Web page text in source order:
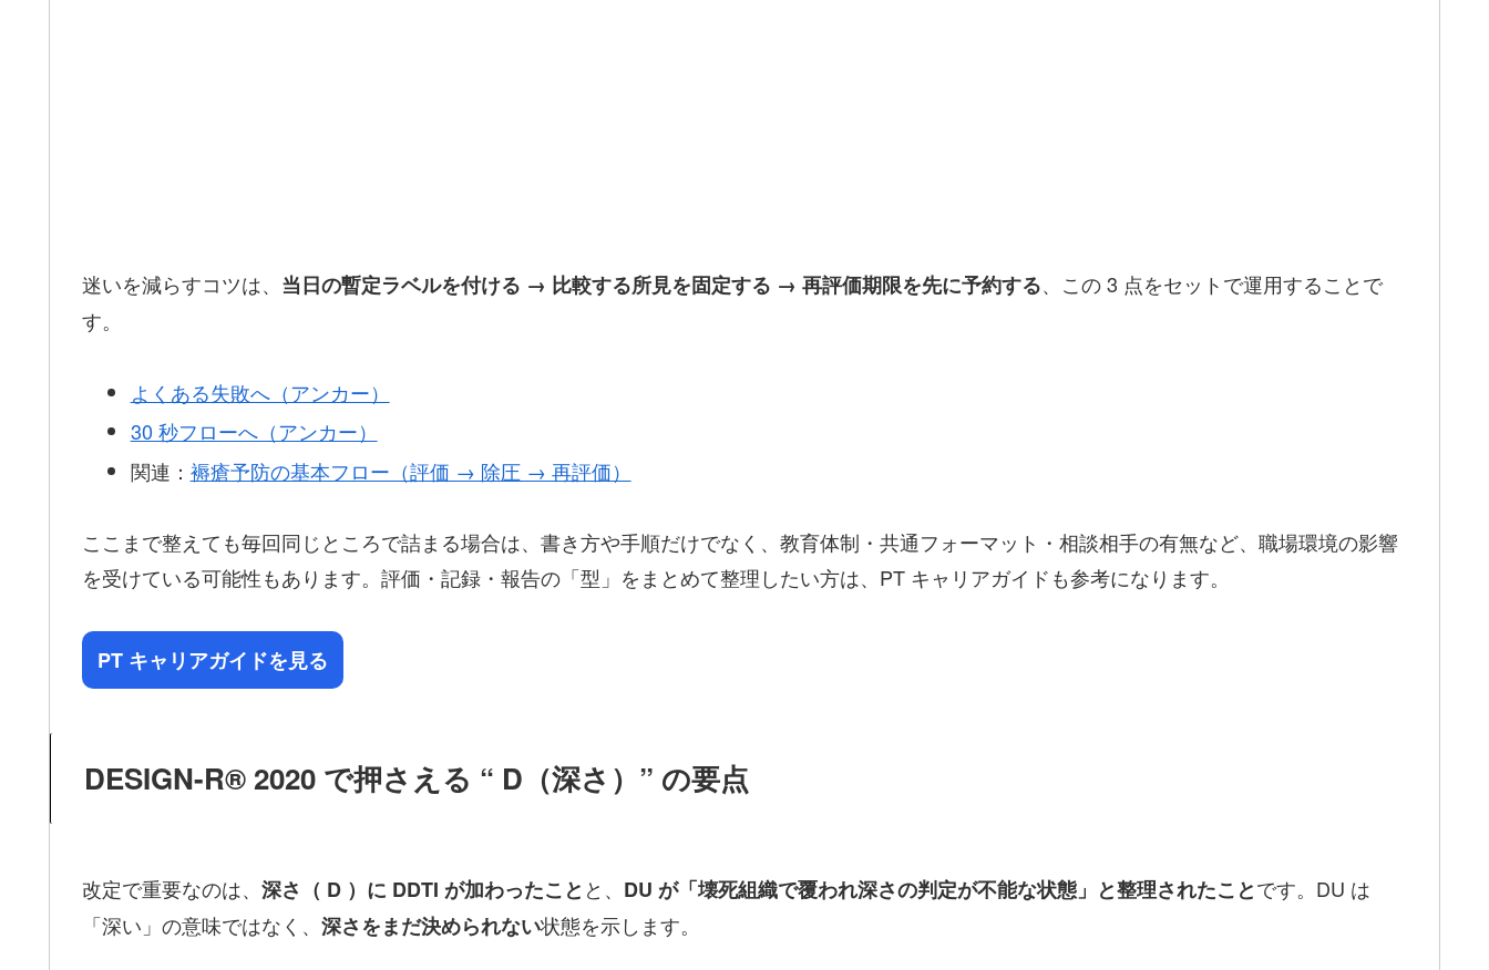
迷いを減らすコツは、 当日の暫定ラベルを付ける → 比較する所見を固定する → 再評価期限を先に予約する、この 3 点をセットで運用することで
す。
よくある失敗へ（アンカー）
30 秒フローへ（アンカー）
関連： 褥瘡予防の基本フロー（評価 → 除圧 → 再評価）
ここまで整えても毎回同じところで詰まる場合は、書き方や手順だけでなく、教育体制・共通フォーマット・相談相手の有無など、職場環境の影響
を受けている可能性もあります。評価・記録・報告の「型」をまとめて整理したい方は、PT キャリアガイドも参考になります。
PT キャリアガイドを見る
DESIGN-R® 2020 で押さえる “ D（深さ）” の要点
改定で重要なのは、 深さ（ D ）に DDTI が加わったこと と、 DU が「壊死組織で覆われ深さの判定が不能な状態」と整理されたことです。DU は
「深い」の意味ではなく、 深さをまだ決められない状態を示します。